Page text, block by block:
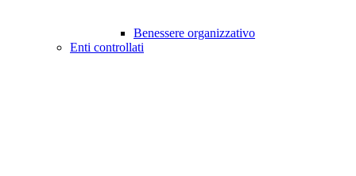
Benessere organizzativo
Enti controllati